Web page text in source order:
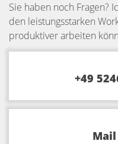
Sie haben noch Fragen?
den leistungsstarken
produktiver arbeiten
+49